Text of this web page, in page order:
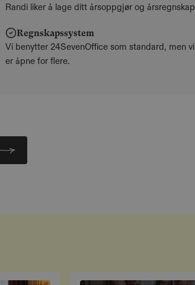
Randi liker å lage ditt årsoppgjør og årsregnskap
Regnskapssystem
Vi benytter 24SevenOffice som standard, men vi
er åpne for flere.